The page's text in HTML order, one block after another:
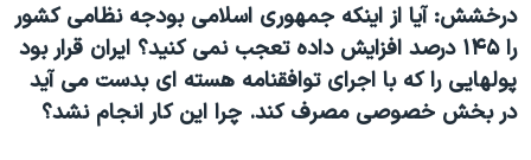
درخشش: آیا از اینکه جمهوری اسلامی بودجه نظامی کشور
را ۱۴۵ درصد افزایش داده تعجب نمی کنید؟ ایران قرار بود
پولهایی را که با اجرای توافقنامه هسته ای بدست می آید
در بخش خصوصی مصرف کند. چرا این کار انجام نشد؟